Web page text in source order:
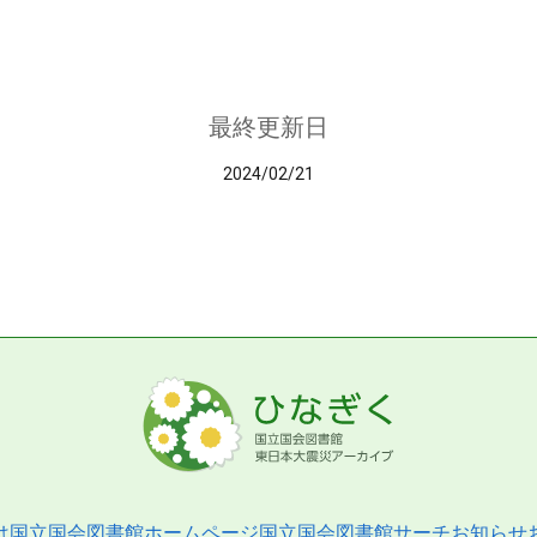
最終更新日
2024/02/21